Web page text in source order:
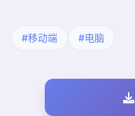
#移动端 #电脑